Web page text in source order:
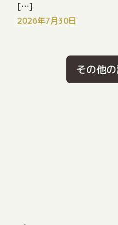
[…]
2026年7月30日
その他